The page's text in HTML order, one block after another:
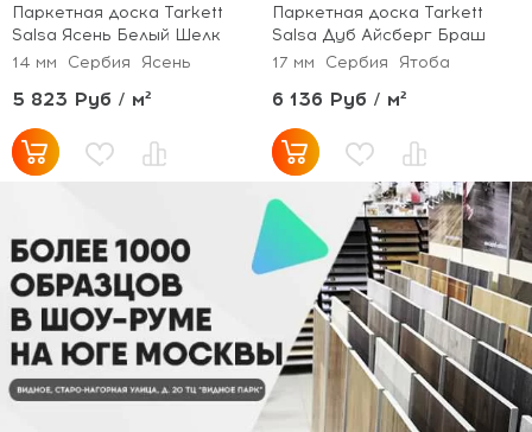
Паркетная доска Tarkett
Salsa Ясень Белый Шелк
14 мм
Сербия Ясень
5 823 Руб / м²
Паркетная доска Tarkett
Salsa Дуб Айсберг Браш
17 мм
Сербия Ятоба
6 136 Руб / м²